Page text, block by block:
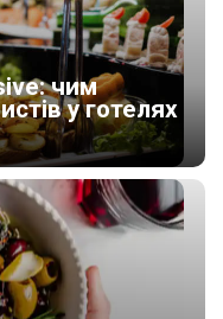
чим
у готелях